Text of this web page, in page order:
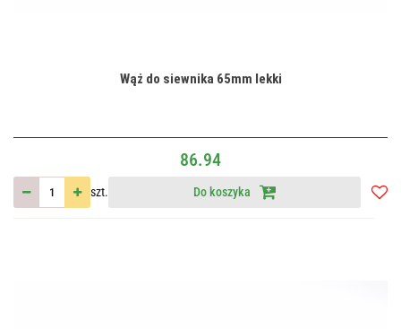
Wąż do siewnika 65mm lekki
86.94
szt. Do koszyka